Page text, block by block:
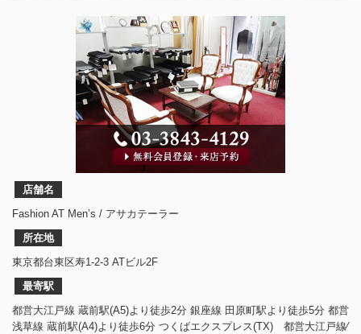
店舗名
Fashion AT Men’s / アサカテーラー
所在地
東京都台東区寿1-2-3 ATビル2F
最寄駅
都営大江戸線 蔵前駅(A5)より徒歩2分 銀座線 田原町駅より徒歩5分 都営
浅草線 蔵前駅(A4)より徒歩6分 つくばエクスプレス(TX) 都営大江戸線⁄